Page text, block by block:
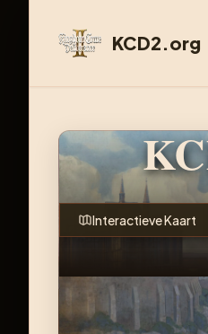
KCD2.org
Interactieve Kaart